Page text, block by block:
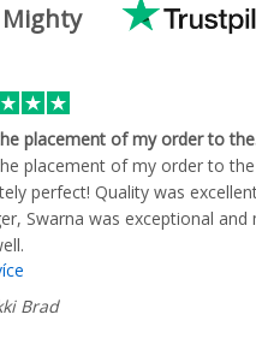
Mighty
placement of my order to
placement of my order to
perfect! Quality was
Swarna was exceptional
Brad